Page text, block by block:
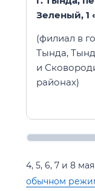
Зеленый, 1
(филиал в
Тында,
и
районах)
4, 5, 6, 7 и 8
обычном